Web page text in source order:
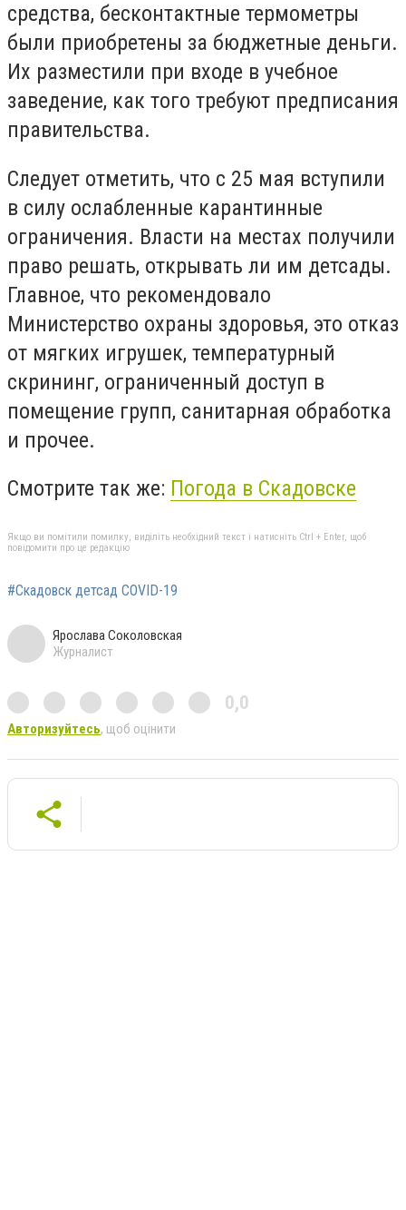
средства, бесконтактные термометры
были приобретены за бюджетные деньги.
Их разместили при входе в учебное
заведение, как того требуют предписания
правительства.
Следует отметить, что с 25 мая вступили
в силу ослабленные карантинные
ограничения. Власти на местах получили
право решать, открывать ли им детсады.
Главное, что рекомендовало
Министерство охраны здоровья, это отказ
от мягких игрушек, температурный
скрининг, ограниченный доступ в
помещение групп, санитарная обработка
и прочее.
Смотрите так же: Погода в Скадовске
Якщо ви помітили помилку, виділіть необхідний текст і натисніть Ctrl + Enter, щоб
повідомити про це редакцію
#Скадовск детсад COVID-19
Ярослава Соколовская
Журналист
0,0
Авторизуйтесь, щоб оцінити